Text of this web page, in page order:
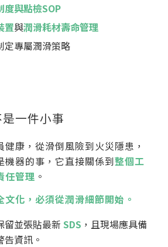
度與點檢SOP
置與潤滑耗材壽命管理
定專屬潤滑策略
一件小事
康，從滑倒風險到火災隱患，
機器的事，它直接關係到整個工
任管理 。
化，必須從潤滑細節開始。
留並張貼最新 SDS ，且現場應具備
資訊。